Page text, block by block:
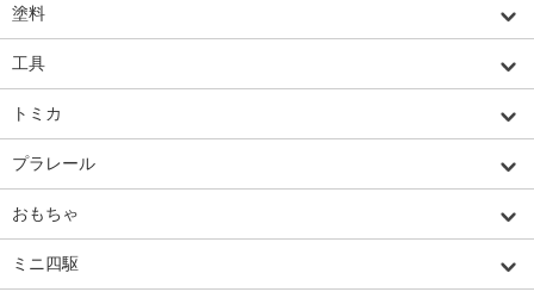
塗料
工具
トミカ
プラレール
おもちゃ
ミニ四駆